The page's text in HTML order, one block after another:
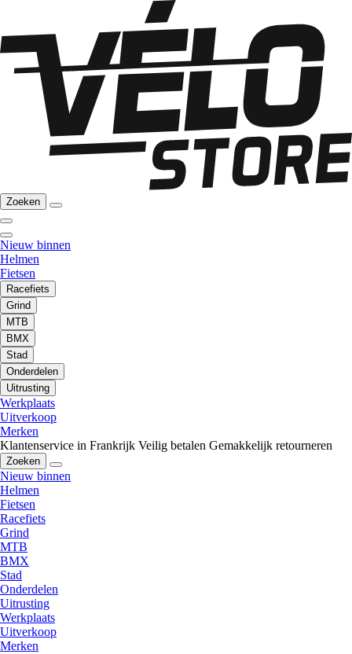
Zoeken
Nieuw binnen
Helmen
Fietsen
Racefiets
Grind
MTB
BMX
Stad
Onderdelen
Uitrusting
Werkplaats
Uitverkoop
Merken
Klantenservice in Frankrijk Veilig betalen Gemakkelijk retourneren
Zoeken
Nieuw binnen
Helmen
Fietsen
Racefiets
Grind
MTB
BMX
Stad
Onderdelen
Uitrusting
Werkplaats
Uitverkoop
Merken